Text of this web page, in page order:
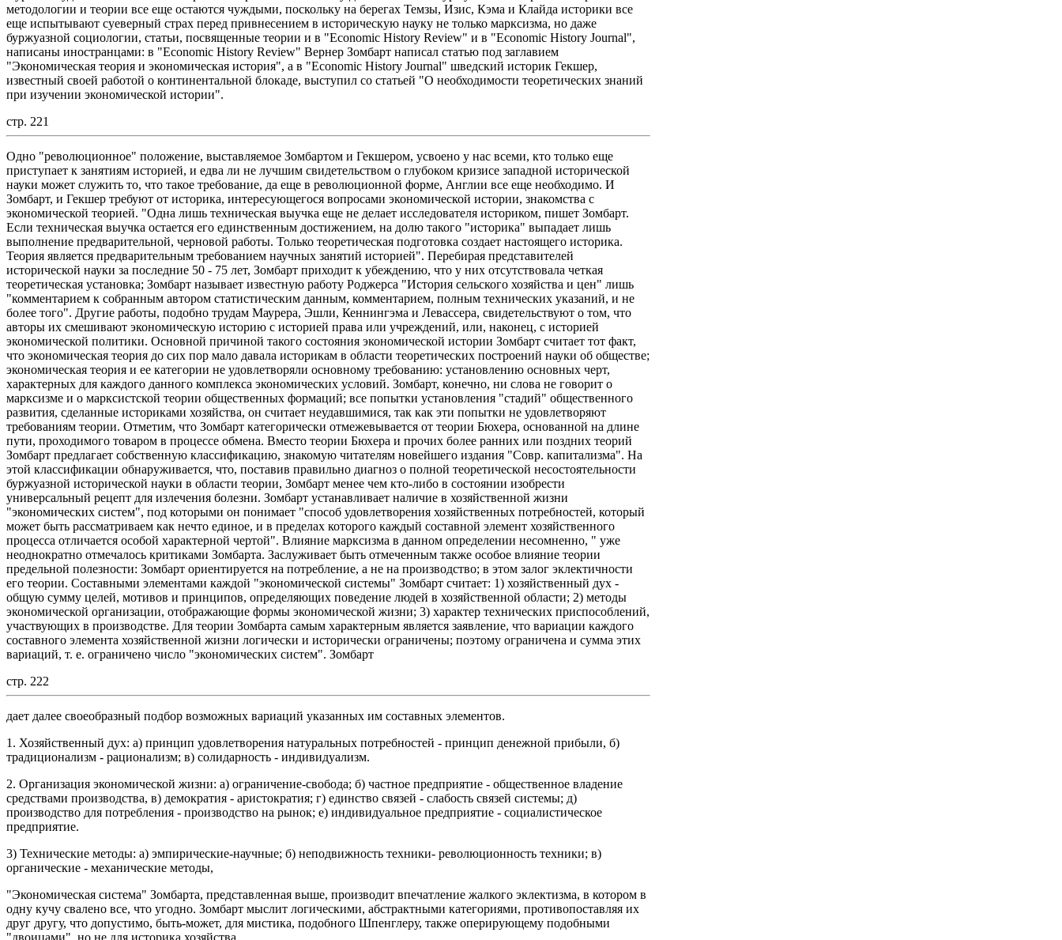
методологии и теории все еще остаются чуждыми, поскольку на берегах Темзы, Изис, Кэма и Клайда историки все
еще испытывают суеверный страх перед привнесением в историческую науку не только марксизма, но даже
буржуазной социологии, статьи, посвященные теории и в "Economic History Review" и в "Economic History Journal",
написаны иностранцами: в "Economic History Review" Вернер Зомбарт написал статью под заглавием
"Экономическая теория и экономическая история", а в "Economic History Journal" шведский историк Гекшер,
известный своей работой о континентальной блокаде, выступил со статьей "О необходимости теоретических знаний
при изучении экономической истории".
стр. 221
Одно "революционное" положение, выставляемое Зомбартом и Гекшером, усвоено у нас всеми, кто только еще
приступает к занятиям историей, и едва ли не лучшим свидетельством о глубоком кризисе западной исторической
науки может служить то, что такое требование, да еще в революционной форме, Англии все еще необходимо. И
Зомбарт, и Гекшер требуют от историка, интересующегося вопросами экономической истории, знакомства с
экономической теорией. "Одна лишь техническая выучка еще не делает исследователя историком, пишет Зомбарт.
Если техническая выучка остается его единственным достижением, на долю такого "историка" выпадает лишь
выполнение предварительной, черновой работы. Только теоретическая подготовка создает настоящего историка.
Теория является предварительным требованием научных занятий историей". Перебирая представителей
исторической науки за последние 50 - 75 лет, Зомбарт приходит к убеждению, что у них отсутствовала четкая
теоретическая установка; Зомбарт называет известную работу Роджерса "История сельского хозяйства и цен" лишь
"комментарием к собранным автором статистическим данным, комментарием, полным технических указаний, и не
более того". Другие работы, подобно трудам Маурера, Эшли, Кеннингэма и Левассера, свидетельствуют о том, что
авторы их смешивают экономическую историю с историей права или учреждений, или, наконец, с историей
экономической политики. Основной причиной такого состояния экономической истории Зомбарт считает тот факт,
что экономическая теория до сих пор мало давала историкам в области теоретических построений науки об обществе;
экономическая теория и ее категории не удовлетворяли основному требованию: установлению основных черт,
характерных для каждого данного комплекса экономических условий. Зомбарт, конечно, ни слова не говорит о
марксизме и о марксистской теории общественных формаций; все попытки установления "стадий" общественного
развития, сделанные историками хозяйства, он считает неудавшимися, так как эти попытки не удовлетворяют
требованиям теории. Отметим, что Зомбарт категорически отмежевывается от теории Бюхера, основанной на длине
пути, проходимого товаром в процессе обмена. Вместо теории Бюхера и прочих более ранних или поздних теорий
Зомбарт предлагает собственную классификацию, знакомую читателям новейшего издания "Совр. капитализма". На
этой классификации обнаруживается, что, поставив правильно диагноз о полной теоретической несостоятельности
буржуазной исторической науки в области теории, Зомбарт менее чем кто-либо в состоянии изобрести
универсальный рецепт для излечения болезни. Зомбарт устанавливает наличие в хозяйственной жизни
"экономических систем", под которыми он понимает "способ удовлетворения хозяйственных потребностей, который
может быть рассматриваем как нечто единое, и в пределах которого каждый составной элемент хозяйственного
процесса отличается особой характерной чертой". Влияние марксизма в данном определении несомненно, " уже
неоднократно отмечалось критиками Зомбарта. Заслуживает быть отмеченным также особое влияние теории
предельной полезности: Зомбарт ориентируется на потребление, а не на производство; в этом залог эклектичности
его теории. Составными элементами каждой "экономической системы" Зомбарт считает: 1) хозяйственный дух -
общую сумму целей, мотивов и принципов, определяющих поведение людей в хозяйственной области; 2) методы
экономической организации, отображающие формы экономической жизни; 3) характер технических приспособлений,
участвующих в производстве. Для теории Зомбарта самым характерным является заявление, что вариации каждого
составного элемента хозяйственной жизни логически и исторически ограничены; поэтому ограничена и сумма этих
вариаций, т. е. ограничено число "экономических систем". Зомбарт
стр. 222
дает далее своеобразный подбор возможных вариаций указанных им составных элементов.
1. Хозяйственный дух: а) принцип удовлетворения натуральных потребностей - принцип денежной прибыли, б)
традиционализм - рационализм; в) солидарность - индивидуализм.
2. Организация экономической жизни: а) ограничение-свобода; б) частное предприятие - общественное владение
средствами производства, в) демократия - аристократия; г) единство связей - слабость связей системы; д)
производство для потребления - производство на рынок; е) индивидуальное предприятие - социалистическое
предприятие.
3) Технические методы: а) эмпирические-научные; б) неподвижность техники- революционность техники; в)
органические - механические методы,
"Экономическая система" Зомбарта, представленная выше, производит впечатление жалкого эклектизма, в котором в
одну кучу свалено все, что угодно. Зомбарт мыслит логическими, абстрактными категориями, противопоставляя их
друг другу, что допустимо, быть-может, для мистика, подобного Шпенглеру, также оперирующему подобными
"двоицами", но не для историка хозяйства.